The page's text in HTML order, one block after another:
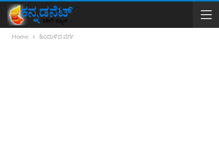
Home ಹಿಂದುಳಿದ ವರ್ಗ